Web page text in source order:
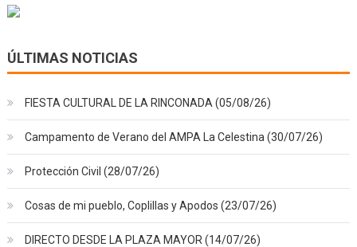
ÚLTIMAS NOTICIAS
FIESTA CULTURAL DE LA RINCONADA (05/08/26)
Campamento de Verano del AMPA La Celestina (30/07/26)
Protección Civil (28/07/26)
Cosas de mi pueblo, Coplillas y Apodos (23/07/26)
DIRECTO DESDE LA PLAZA MAYOR (14/07/26)